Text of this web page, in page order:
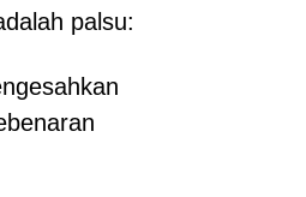
palsu: